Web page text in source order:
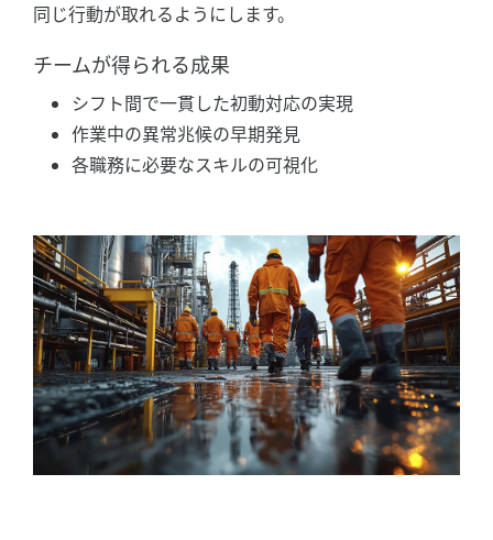
同じ行動が取れるようにします。
チームが得られる成果
シフト間で一貫した初動対応の実現
作業中の異常兆候の早期発見
各職務に必要なスキルの可視化